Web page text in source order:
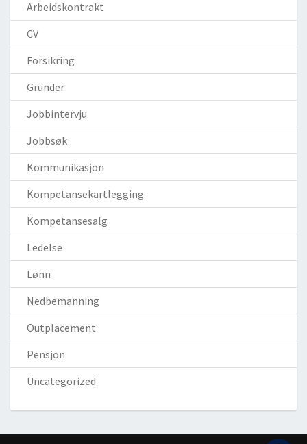
Arbeidskontrakt
CV
Forsikring
Gründer
Jobbintervju
Jobbsøk
Kommunikasjon
Kompetansekartlegging
Kompetansesalg
Ledelse
Lønn
Nedbemanning
Outplacement
Pensjon
Uncategorized